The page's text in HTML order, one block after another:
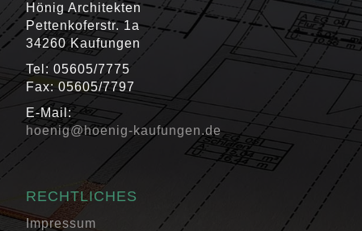
Hönig Architekten
Pettenkoferstr. 1a
34260 Kaufungen
Tel: 05605/7775
Fax: 05605/7797
E-Mail:
hoenig@hoenig-kaufungen.de
RECHTLICHES
Impressum